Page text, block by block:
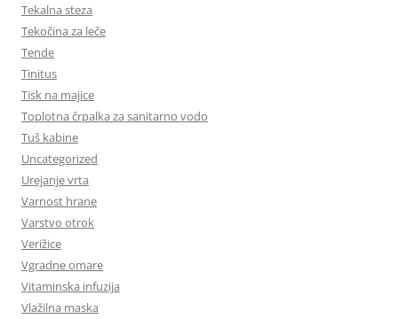
Tekalna steza
Tekočina za leče
Tende
Tinitus
Tisk na majice
Toplotna črpalka za sanitarno vodo
Tuš kabine
Uncategorized
Urejanje vrta
Varnost hrane
Varstvo otrok
Verižice
Vgradne omare
Vitaminska infuzija
Vlažilna maska